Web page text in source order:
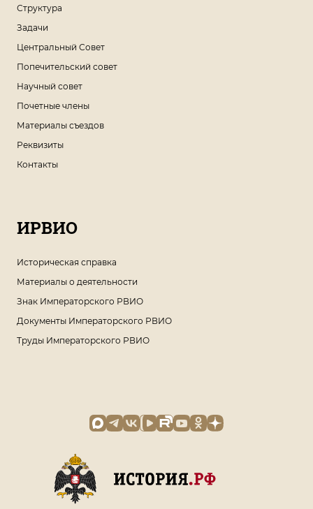
Структура
Задачи
Центральный Совет
Попечительский совет
Научный совет
Почетные члены
Материалы съездов
Реквизиты
Контакты
ИРВИО
Историческая справка
Материалы о деятельности
Знак Императорского РВИО
Документы Императорского РВИО
Труды Императорского РВИО